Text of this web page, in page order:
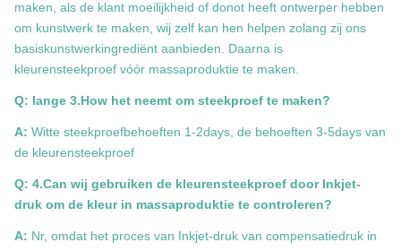
maken, als de klant moeilijkheid of donot heeft ontwerper hebben
om kunstwerk te maken, wij zelf kan hen helpen zolang zij ons
basiskunstwerkingrediënt aanbieden. Daarna is
kleurensteekproef vóór massaproduktie te maken.
Q: lange 3.How het neemt om steekproef te maken?
A: Witte steekproefbehoeften 1-2days, de behoeften 3-5days van
de kleurensteekproef
Q: 4.Can wij gebruiken de kleurensteekproef door Inkjet-
druk om de kleur in massaproduktie te controleren?
A: Nr, omdat het proces van Inkjet-druk van compensatiedruk in